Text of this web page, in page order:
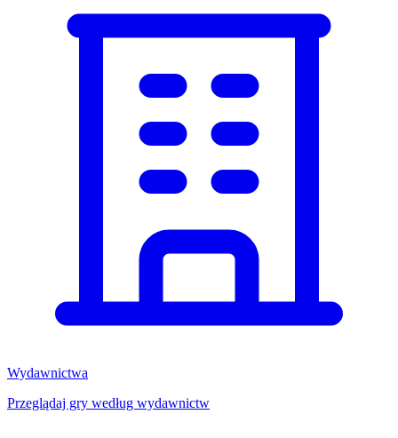
Wydawnictwa
Przeglądaj gry według wydawnictw